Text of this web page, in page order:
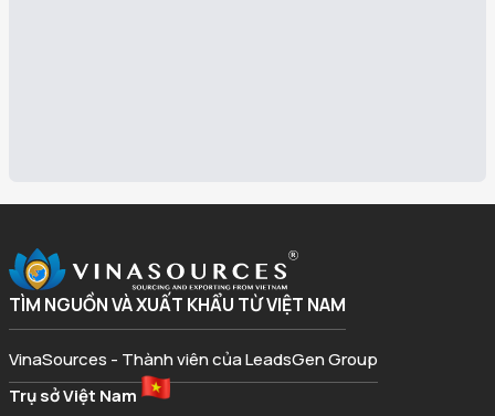
TÌM NGUỒN VÀ XUẤT KHẨU TỪ VIỆT NAM
VinaSources - Thành viên của LeadsGen Group
Trụ sở Việt Nam